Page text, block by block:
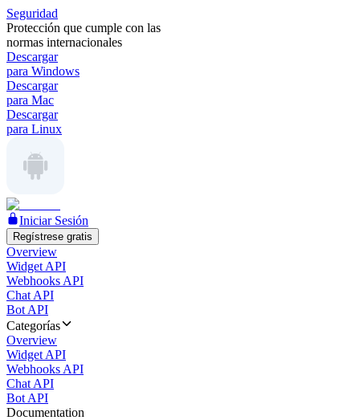
Seguridad
Protección que cumple con las
normas internacionales
Descargar
para Windows
Descargar
para Mac
Descargar
para Linux
Iniciar Sesión
Regístrese gratis
Overview
Widget API
Webhooks API
Chat API
Bot API
Categorías
Overview
Widget API
Webhooks API
Chat API
Bot API
Documentation